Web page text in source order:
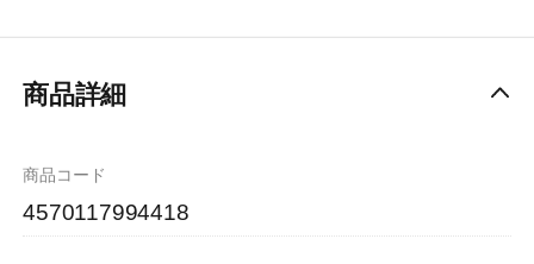
商品詳細
商品コード
4570117994418